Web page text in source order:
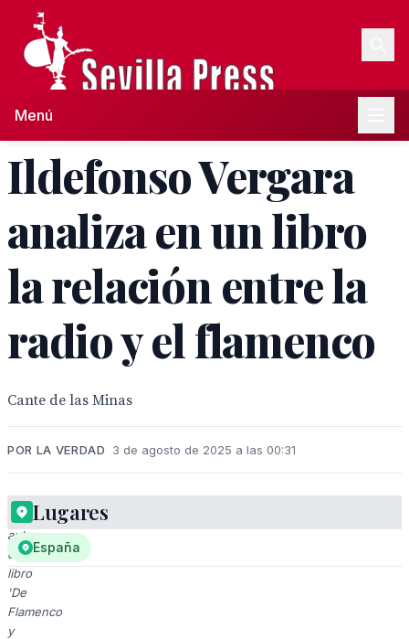
Menú
Ildefonso Vergara
analiza en un libro
la relación entre la
radio y el flamenco
Cante de las Minas
POR LA VERDAD 3 de agosto de 2025 a las 00:31
El
autor
del
libro
'De
Flamenco
y
Lugares
España